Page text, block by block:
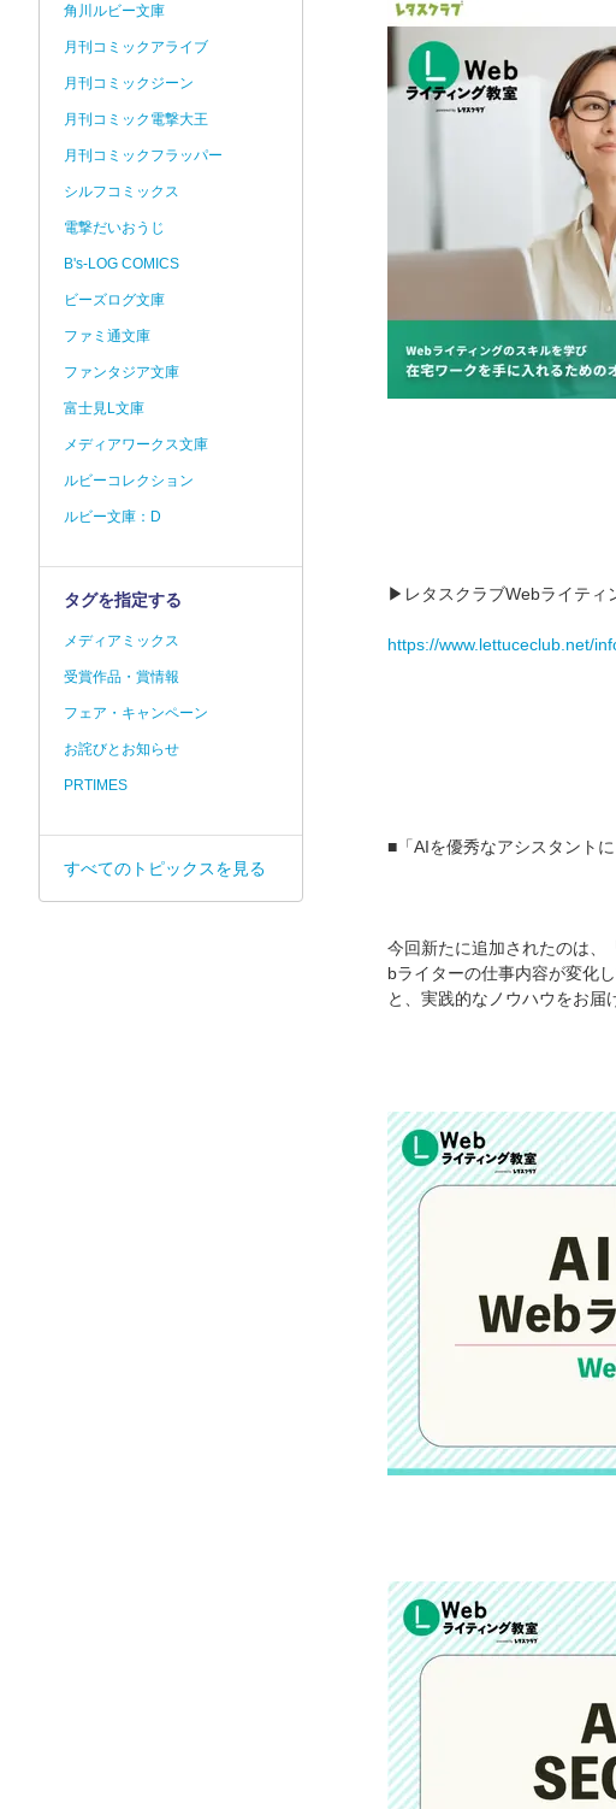
▶レタスクラブWebライティ
https://www.lettuceclub.net/
■「AIを優秀なアシスタント
今回新たに追加されたのは、
bライターの仕事内容が変化
と、実践的なノウハウをお届
角川ルビー文庫
月刊コミックアライブ
月刊コミックジーン
月刊コミック電撃大王
月刊コミックフラッパー
シルフコミックス
電撃だいおうじ
B's-LOG COMICS
ビーズログ文庫
ファミ通文庫
ファンタジア文庫
富士見L文庫
メディアワークス文庫
ルビーコレクション
ルビー文庫：D
タグを指定する
メディアミックス
受賞作品・賞情報
フェア・キャンペーン
お詫びとお知らせ
PRTIMES
すべてのトピックスを見る